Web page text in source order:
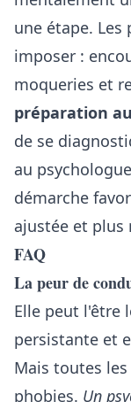
une étape.
imposer :
moqueries et
préparation
de se
au
démarche
ajustée et plus
FAQ
La peur de
Elle peut l'être
persistante et
Mais toutes
phobies. Un